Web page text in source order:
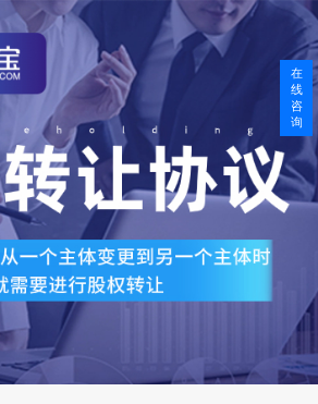
在
线
咨
询